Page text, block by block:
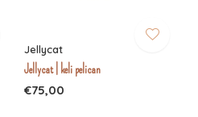
Jellycat
Jellycat | keli pelican
€75,00